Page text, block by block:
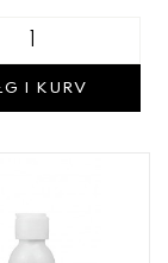
I KURV